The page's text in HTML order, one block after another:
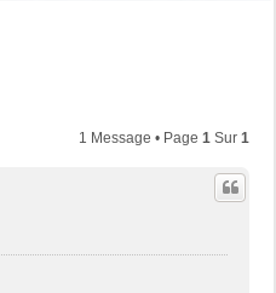
1 Message • Page 1 Sur 1